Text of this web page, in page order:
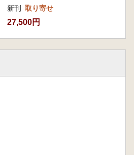
新刊 取り寄せ
27,500円